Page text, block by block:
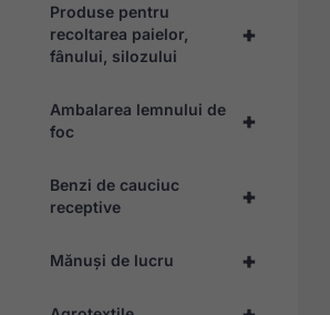
+
Produse pentru
recoltarea paielor,
fânului, silozului
+
Ambalarea lemnului de
foc
+
Benzi de cauciuc
receptive
+
Mănuși de lucru